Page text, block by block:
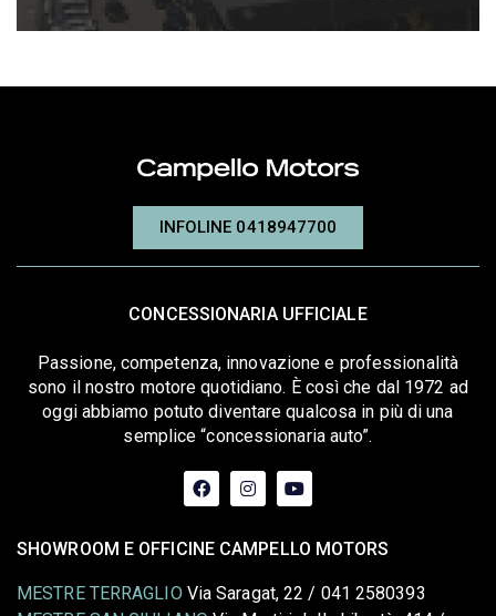
INFOLINE 0418947700
CONCESSIONARIA UFFICIALE
Passione, competenza, innovazione e professionalità
sono il nostro motore quotidiano. È così che dal 1972 ad
oggi abbiamo potuto diventare qualcosa in più di una
semplice “concessionaria auto”.
SHOWROOM E OFFICINE CAMPELLO MOTORS
MESTRE TERRAGLIO Via Saragat, 22 / 041 2580393